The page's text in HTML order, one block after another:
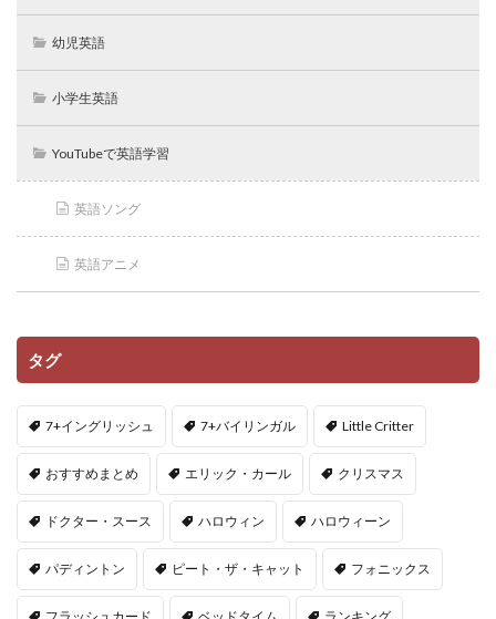
幼児英語
小学生英語
YouTubeで英語学習
英語ソング
英語アニメ
タグ
7+イングリッシュ 7+バイリンガル Little Critter
おすすめまとめ エリック・カール クリスマス
ドクター・スース ハロウィン ハロウィーン
パディントン ピート・ザ・キャット フォニックス